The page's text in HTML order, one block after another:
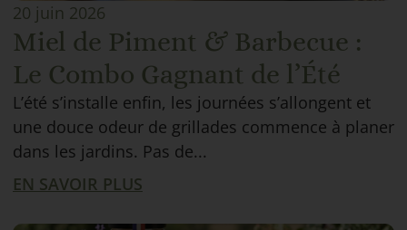
20 juin 2026
Miel de Piment & Barbecue :
Le Combo Gagnant de l’Été
L’été s’installe enfin, les journées s’allongent et
une douce odeur de grillades commence à planer
dans les jardins. Pas de...
EN SAVOIR PLUS